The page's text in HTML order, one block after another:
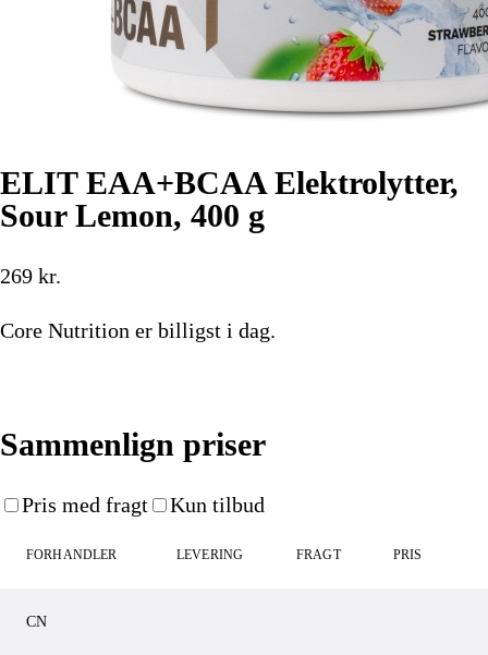
ELIT EAA+BCAA Elektrolytter,
Sour Lemon, 400 g
269 kr.
Core Nutrition er billigst i dag.
Sammenlign priser
Pris med fragt Kun tilbud
FORHANDLER LEVERING FRAGT PRIS
CN